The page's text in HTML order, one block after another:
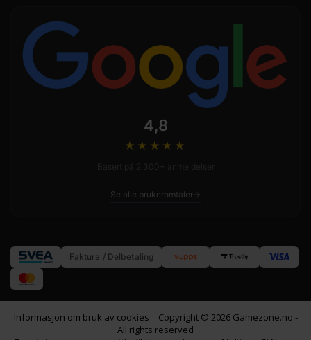
4,8
★★★★ ★
Se alle brukeromtaler
Faktura / Delbetaling
Informasjon om bruk av cookies
Copyright © 2026 Gamezone.no -
All rights reserved